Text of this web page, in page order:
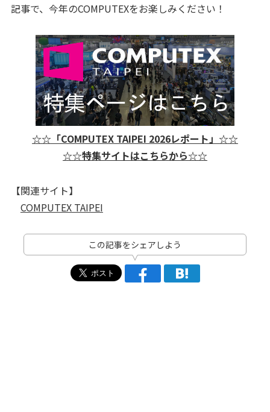
記事で、今年のCOMPUTEXをお楽しみください！
☆☆「COMPUTEX TAIPEI 2026レポート」☆☆
☆☆特集サイトはこちらから☆☆
【関連サイト】
COMPUTEX TAIPEI
この記事をシェアしよう